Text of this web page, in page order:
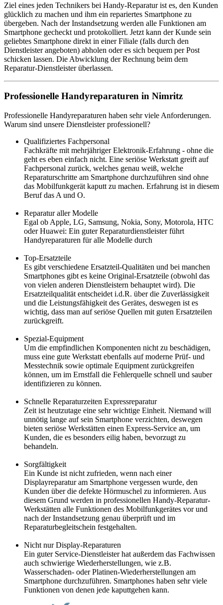
Ziel eines jeden Technikers bei Handy-Reparatur ist es, den Kunden
glücklich zu machen und ihm ein repariertes Smartphone zu
übergeben. Nach der Instandsetzung werden alle Funktionen am
Smartphone gecheckt und protokolliert. Jetzt kann der Kunde sein
geliebtes Smartphone direkt in einer Filiale (falls durch den
Dienstleister angeboten) abholen oder es sich bequem per Post
schicken lassen. Die Abwicklung der Rechnung beim dem
Reparatur-Dienstleister überlassen.
Professionelle Handyreparaturen in Nimritz
Professionelle Handyreparaturen haben sehr viele Anforderungen.
Warum sind unsere Dienstleister professionell?
Qualifiziertes Fachpersonal
Fachkräfte mit mehrjähriger Elektronik-Erfahrung - ohne die
geht es eben einfach nicht. Eine seriöse Werkstatt greift auf
Fachpersonal zurück, welches genau weiß, welche
Reparaturschritte am Smartphone durchzuführen sind ohne
das Mobilfunkgerät kaputt zu machen. Erfahrung ist in diesem
Beruf das A und O.
Reparatur aller Modelle
Egal ob Apple, LG, Samsung, Nokia, Sony, Motorola, HTC
oder Huawei: Ein guter Reparaturdienstleister führt
Handyreparaturen für alle Modelle durch
Top-Ersatzteile
Es gibt verschiedene Ersatzteil-Qualitäten und bei manchen
Smartphones gibt es keine Original-Ersatzteile (obwohl das
von vielen anderen Dienstleistern behauptet wird). Die
Ersatzteilqualität entscheidet i.d.R. über die Zuverlässigkeit
und die Leistungsfähigkeit des Gerätes, deswegen ist es
wichtig, dass man auf seriöse Quellen mit guten Ersatzteilen
zurückgreift.
Spezial-Equipment
Um die empfindlichen Komponenten nicht zu beschädigen,
muss eine gute Werkstatt ebenfalls auf moderne Prüf- und
Messtechnik sowie optimale Equipment zurückgreifen
können, um im Ernstfall die Fehlerquelle schnell und sauber
identifizieren zu können.
Schnelle Reparaturzeiten Expressreparatur
Zeit ist heutzutage eine sehr wichtige Einheit. Niemand will
unnötig lange auf sein Smartphone verzichten, deswegen
bieten seriöse Werkstätten einen Express-Service an, um
Kunden, die es besonders eilig haben, bevorzugt zu
behandeln.
Sorgfältigkeit
Ein Kunde ist nicht zufrieden, wenn nach einer
Displayreparatur am Smartphone vergessen wurde, den
Kunden über die defekte Hörmuschel zu informieren. Aus
diesem Grund werden in professionellen Handy-Reparatur-
Werkstätten alle Funktionen des Mobilfunkgerätes vor und
nach der Instandsetzung genau überprüft und im
Reparaturbegleitschein festgehalten.
Nicht nur Display-Reparaturen
Ein guter Service-Dienstleister hat außerdem das Fachwissen
auch schwierige Wiederherstellungen, wie z.B.
Wasserschaden- oder Platinen-Wiederherstellungen am
Smartphone durchzuführen. Smartphones haben sehr viele
Funktionen von denen jede kaputtgehen kann.